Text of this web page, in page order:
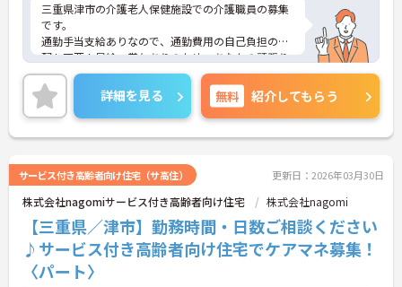
三重県津市の介護老人保健施設での介護職員の募集
です。
通勤手当支給ありなので、通勤費用の自己負担の心
配も不要！昇給・賞与ありのため、あなたの頑張り
がしっかり評価されます。
ご興味のある方は、面接のポイントをお伝えします
のでお気軽にお問い合せください。
詳細を見る 無料 紹介してもらう
サービス付き高齢者向け住宅（サ高住） 更新日：2026年03月30日
株式会社nagomiサービス付き高齢者向け住宅 株式会社nagomi
【三重県／津市】勤務時間・日数ご相談ください
♪サービス付き高齢者向け住宅でケアマネ募集！
〈パート〉